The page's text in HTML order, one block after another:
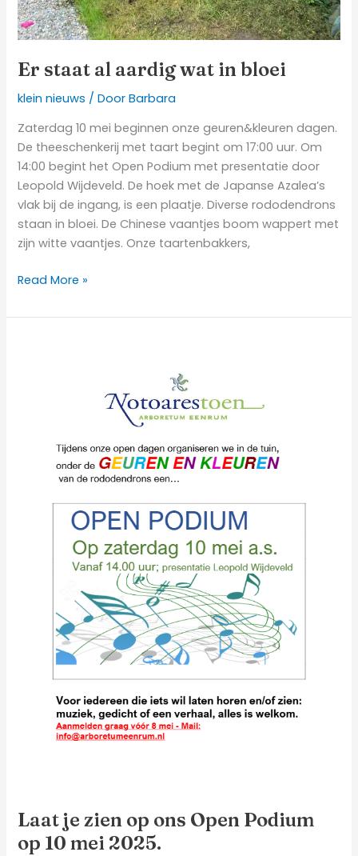
Er staat al aardig wat in bloei
klein nieuws / DoorBarbara
Zaterdag 10 mei beginnen onze geuren&kleuren dagen.
De theeschenkerij met taart begint om 17:00 uur. Om
14:00 begint het Open Podium met presentatie door
Leopold Wijdeveld. De hoek met de Japanse Azalea’s
vlak bij de ingang, is een plaatje. Diverse rododendrons
staan in bloei. De Chinese vaantjes boom wappert met
zijn witte vaantjes. Onze taartenbakkers,
Read More »
Laat je zien op ons Open Podium
op 10 mei 2025.